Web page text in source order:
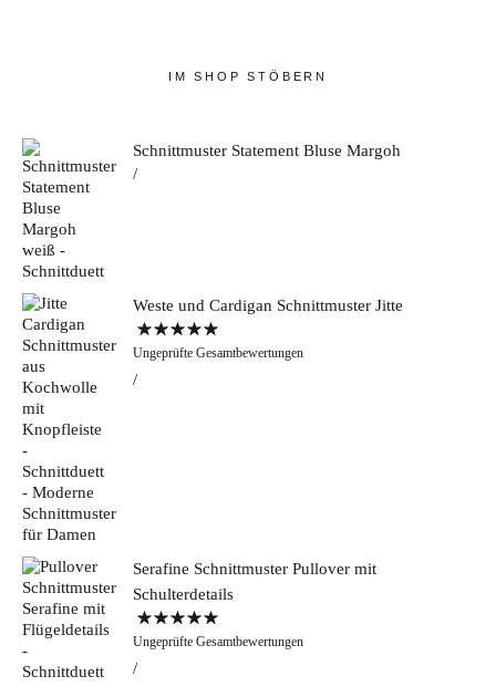
IM SHOP STÖBERN
Schnittmuster Statement Bluse Margoh
Weste und Cardigan Schnittmuster Jitte
Bewertet mit
5.00von 5
Ungeprüfte Gesamtbewertungen
Serafine Schnittmuster Pullover mit
Schulterdetails
Bewertet mit
5.00von 5
Ungeprüfte Gesamtbewertungen